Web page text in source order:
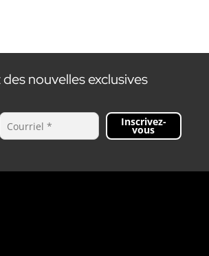
des nouvelles exclusives
Inscrivez-
vous